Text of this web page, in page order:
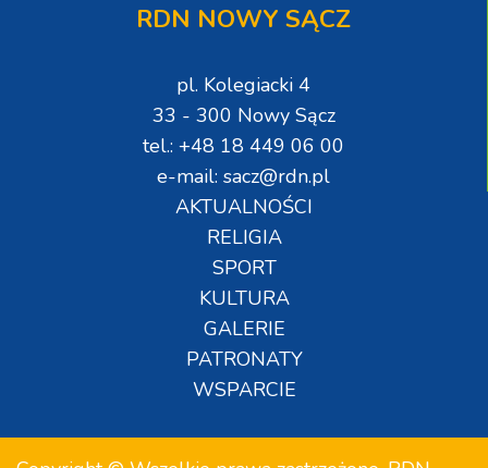
RDN NOWY SĄCZ
pl. Kolegiacki 4
33 - 300 Nowy Sącz
tel.: +48 18 449 06 00
e-mail: sacz@rdn.pl
AKTUALNOŚCI
RELIGIA
SPORT
KULTURA
GALERIE
PATRONATY
WSPARCIE